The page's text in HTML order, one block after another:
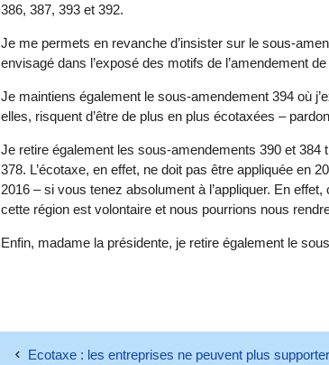
386, 387, 393 et 392.
Je me permets en revanche d’insister sur le sous-
envisagé dans l’exposé des motifs de l’amendement
Je maintiens également le sous-amendement 394 où
elles, risquent d’être de plus en plus écotaxées –
Je retire également les sous-amendements 390 et
378. L’écotaxe, en effet, ne doit pas être appliquée en
2016 – si vous tenez absolument à l’appliquer. En
cette région est volontaire et nous pourrions nous
Enfin, madame la présidente, je retire également le
Ecotaxe : les entreprises ne peuvent plus supporter